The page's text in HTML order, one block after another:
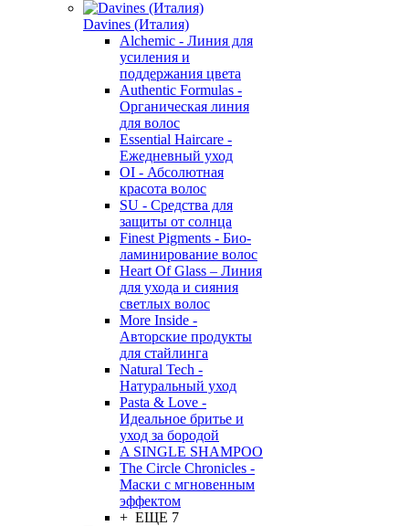
Davines (Италия)
Alchemic - Линия для
усиления и
поддержания цвета
Authentic Formulas -
Органическая линия
для волос
Essential Haircare -
Eжедневный уход
OI - Абсолютная
красота волос
SU - Средства для
защиты от солнца
Finest Pigments - Био-
ламинирование волос
Heart Of Glass – Линия
для ухода и сияния
светлых волос
More Inside -
Авторские продукты
для стайлинга
Natural Tech -
Натуральный уход
Pasta & Love -
Идеальное бритье и
уход за бородой
A SINGLE SHAMPOO
The Circle Chronicles -
Маски с мгновенным
эффектом
+ ЕЩЕ 7